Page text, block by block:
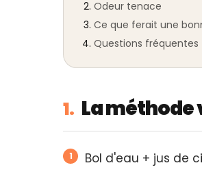
Odeur tenace
Ce que ferait une
Questions fréquentes
1. La méthode
Bol d'eau + jus de